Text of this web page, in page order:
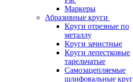
Маркеры
Абразивные круги
Круги отрезные по
металлу
Круги зачистные
Круги лепестковые
тарельчатые
Самозацепляемые
шлифовальные